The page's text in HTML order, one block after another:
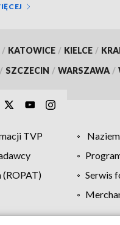
/ KATOWICE / KIELCE /
/ SZCZECIN / WARSZAWA /
TVP
(ROPAT)
Serwis